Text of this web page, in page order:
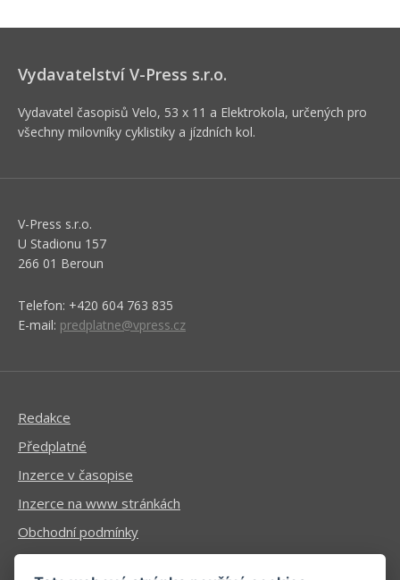
Vydavatelství V-Press s.r.o.
Vydavatel časopisů Velo, 53 x 11 a Elektrokola, určených pro
všechny milovníky cyklistiky a jízdních kol.
V-Press s.r.o.
U Stadionu 157
266 01 Beroun
Telefon: +420 604 763 835
E-mail: predplatne@vpress.cz
Redakce
Předplatné
Inzerce v časopise
Inzerce na www stránkách
Obchodní podmínky
Ochrana osobních údajů